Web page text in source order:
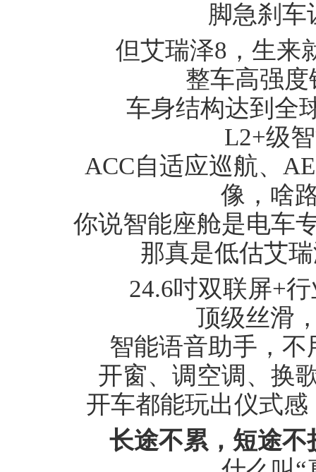
脚急刹车
但艾瑞泽8，生来
整车高强度
车身结构达到全球
L2+级智
ACC自适应巡航、
像，啥
你说智能座舱是电车专
那真是低估艾瑞
24.6吋双联屏+
顶级丝滑，
智能语音助手，不
开窗、调空调、换歌
开车都能玩出仪式感
长途不累，短途不